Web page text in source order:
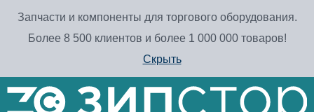
Запчасти и компоненты для торгового оборудования.
Более 8 500 клиентов и более 1 000 000 товаров!
Скрыть